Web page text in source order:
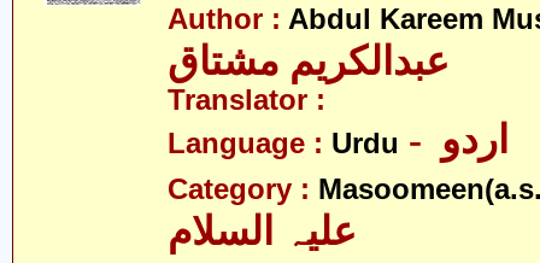
Author : Abdul Kareem
عبدالکریم مشتاق
Translator :
Language : Urdu
Category :